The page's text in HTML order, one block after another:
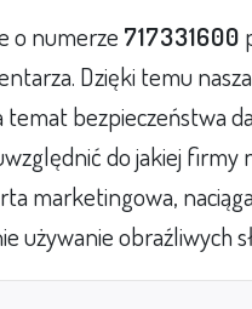
o numerze 717331600
Dzięki temu
temat bezpieczeństwa
do jakiej firmy
marketingowa,
używanie obraźliwych